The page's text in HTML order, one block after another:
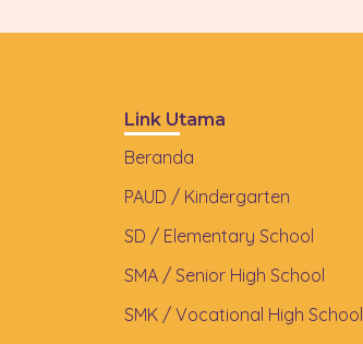
Link Utama
Beranda
PAUD / Kindergarten
SD / Elementary School
SMA / Senior High School
SMK / Vocational High School